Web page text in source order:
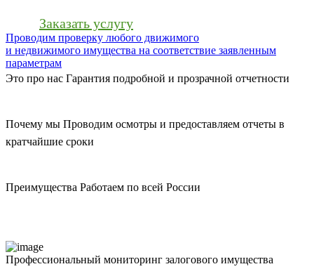
Заказать услугу
Проводим проверку любого движимого
и недвижимого имущества на соответствие заявленным
параметрам
Это про нас Гарантия подробной и прозрачной отчетности
Почему мы Проводим осмотры и предоставляем отчеты в
кратчайшие сроки
Преимущества Работаем по всей России
Профессиональный мониторинг залогового имущества